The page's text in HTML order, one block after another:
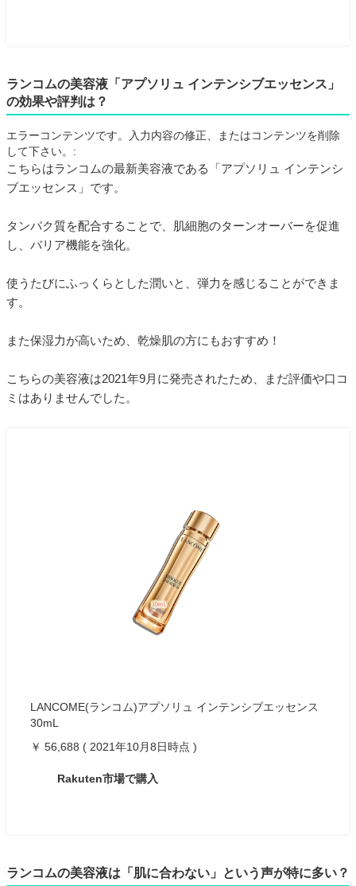
ランコムの美容液「アプソリュ インテンシブエッセンス」
の効果や評判は？
エラーコンテンツです。入力内容の修正、またはコンテンツを削除
して下さい。:
こちらはランコムの最新美容液である「アプソリュ インテンシ
ブエッセンス」です。
タンパク質を配合することで、肌細胞のターンオーバーを促進
し、バリア機能を強化。
使うたびにふっくらとした潤いと、弾力を感じることができま
す。
また保湿力が高いため、乾燥肌の方にもおすすめ！
こちらの美容液は2021年9月に発売されたため、まだ評価や口コ
ミはありませんでした。
LANCOME(ランコム)アプソリュ インテンシブエッセンス
30mL
￥ 56,688 ( 2021年10月8日時点 )
Rakuten市場で購入
ランコムの美容液は「肌に合わない」という声が特に多い？